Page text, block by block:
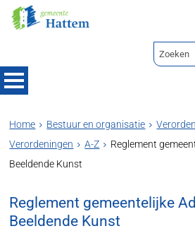
Home Bestuur en organisatie
Verordeningen
A-Z
Reglement
Beeldende Kunst
Reglement gemeentelijke
Beeldende Kunst